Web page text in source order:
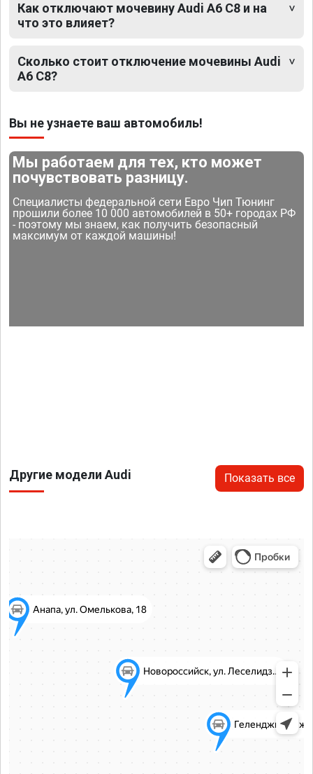
Как отключают мочевину Audi A6 C8 и на
что это влияет?
Сколько стоит отключение мочевины Audi
A6 C8?
Вы не узнаете ваш автомобиль!
Мы работаем для тех, кто может
почувствовать разницу.
Специалисты федеральной сети Евро Чип Тюнинг
прошили более 10 000 автомобилей в 50+ городах РФ
- поэтому мы знаем, как получить безопасный
максимум от каждой машины!
Другие модели Audi Показать все